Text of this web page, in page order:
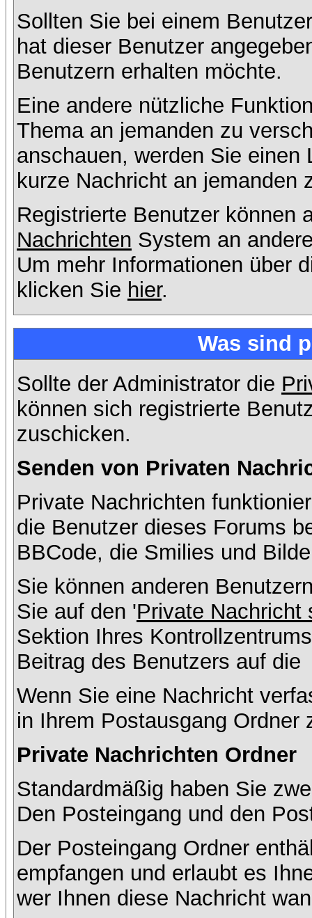
Sollten Sie bei einem
hat dieser Benutzer
Benutzern erhalten möchte.
Eine andere nützliche
Thema an jemanden zu
anschauen, werden Sie
kurze Nachricht an jemanden
Registrierte Benutzer können
Nachrichten System an
Um mehr Informationen über
klicken Sie hier.
Was sind
Sollte der Administrator die
können sich registrierte
zuschicken.
Senden von Privaten
Private Nachrichten
die Benutzer dieses Forums
BBCode, die Smilies und
Sie können anderen
Sie auf den 'Private Nachricht
Sektion Ihres
Beitrag des Benutzers auf die
Wenn Sie eine Nachricht
in Ihrem Postausgang Ordner
Private Nachrichten Ordner
Standardmäßig haben Sie
Den Posteingang und den
Der Posteingang Ordner
empfangen und erlaubt es
wer Ihnen diese Nachricht